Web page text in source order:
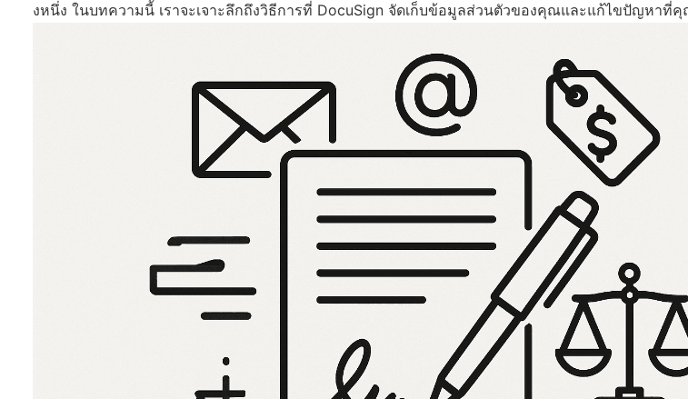
งหนึ่ง ในบทความนี้ เราจะเจาะลึกถึงวิธีการที่ DocuSign จัดเก็บข้อมูลส่วนตัวของคุณและแก้ไขปัญหาที่